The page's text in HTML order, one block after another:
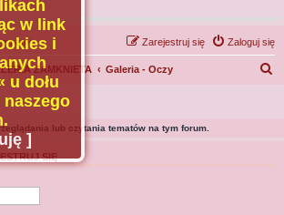
z nami Zaloguj się
Zarejestruj się
ZAMKNIETA Galeria - Oczy
lub czytania tematów na tym forum.
SIĘ
w link
i
u dołu
]